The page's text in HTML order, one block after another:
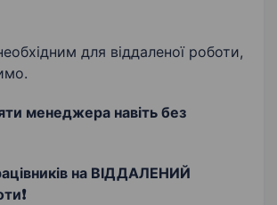
для віддаленої роботи,
менеджера навіть без
на ВІДДАЛЕНИЙ